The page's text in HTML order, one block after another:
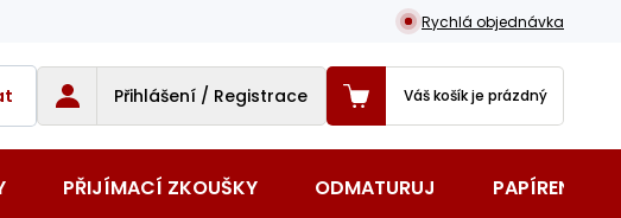
Rychlá objednávka
Přihlášení / Registrace Váš košík je prázdný
PŘIJÍMACÍ ZKOUŠKY ODMATURUJ PAPÍRENSKÉ